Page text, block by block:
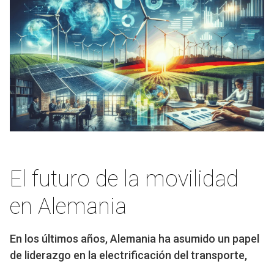
El futuro de la movilidad
en Alemania
En los últimos años, Alemania ha asumido un papel
de liderazgo en la electrificación del transporte,